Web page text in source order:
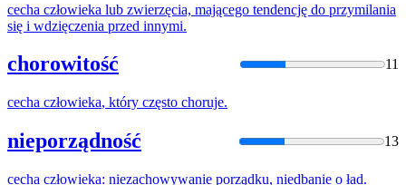
cecha człowieka lub zwierzęcia, mającego tendencję do przymilania
się i wdzięczenia przed innymi.
chorowitość 11
cecha człowieka, który często choruje.
nieporządność 13
cecha człowieka: niezachowywanie porządku, niedbanie o ład.